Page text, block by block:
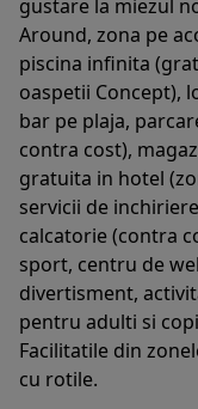
gustare la miezul
Around, zona pe
piscina infinita
oaspetii Concept),
bar pe plaja,
contra cost),
gratuita in hotel
servicii de
calcatorie (contra
sport, centru de
divertisment,
pentru adulti si
Facilitatile din
cu rotile.